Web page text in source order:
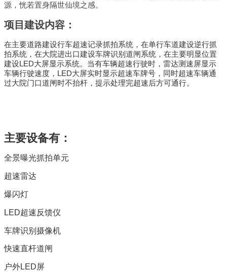
源，恍若置身隔世仙境之感。
项目建设内容：
在主要道路建设行车超速记录抓拍系统，在单行车道建设逆行抓
拍系统，在大院进出口建设车牌识别道闸系统，在主要明显位置
建设LED大屏显示系统。当有车辆超速行驶时，雷达测速屏显示
车辆行驶速度，LED大屏实时显示超速车牌号，同时超速车辆通
过大院门口道闸时不抬杆，提示处理完超速后方可通行。
主要设备有：
全景曝光抓拍单元
超速雷达
爆闪灯
LED超速反馈仪
车牌识别摄像机
快速直杆道闸
户外LED屏